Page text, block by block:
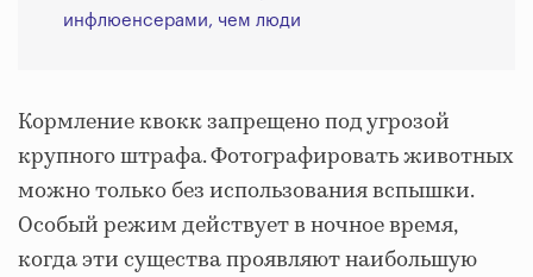
инфлюенсерами, чем люди
Кормление квокк запрещено под угрозой
крупного штрафа. Фотографировать животных
можно только без использования вспышки.
Особый режим действует в ночное время,
когда эти существа проявляют наибольшую